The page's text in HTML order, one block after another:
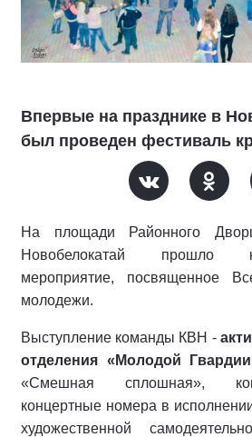
Впервые на празднике в
был проведен фестиваль
На площади Районного
Новобелокатай прошло
мероприятие, посвященное
молодежи.
Выступление команды КВН -
отделения «Молодой
«Смешная сплошная»,
концертные номера в
художественной